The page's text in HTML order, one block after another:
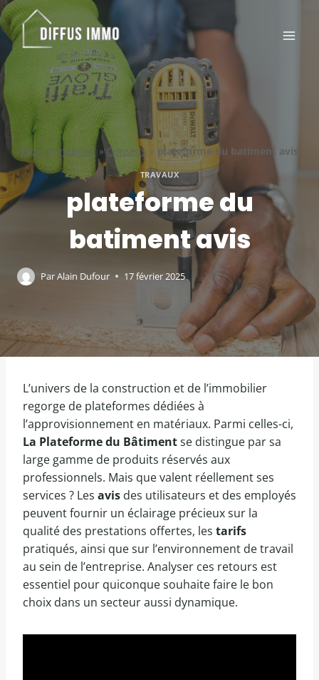
Aller
au
contenu
Blog immobilier »Conseils » plateforme du batiment avis
TRAVAUX
plateforme du
batiment avis
ParAlain Dufour 17 février 2025
L’univers de la construction et de l’immobilier
regorge de plateformes dédiées à
l’approvisionnement en matériaux. Parmi celles-ci,
La Plateforme du Bâtimentse distingue par sa
large gamme de produits réservés aux
professionnels. Mais que valent réellement ses
services ? Les avis des utilisateurs et des employés
peuvent fournir un éclairage précieux sur la
qualité des prestations offertes, les tarifs
pratiqués, ainsi que sur l’environnement de travail
au sein de l’entreprise. Analyser ces retours est
essentiel pour quiconque souhaite faire le bon
choix dans un secteur aussi dynamique.